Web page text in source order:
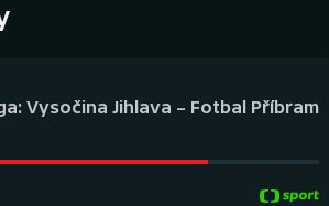
Gymnastika
Vysočina Jihlava – Fotbal Příbram